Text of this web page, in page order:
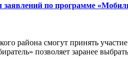
заявлений по программе
района смогут принять
позволяет заранее